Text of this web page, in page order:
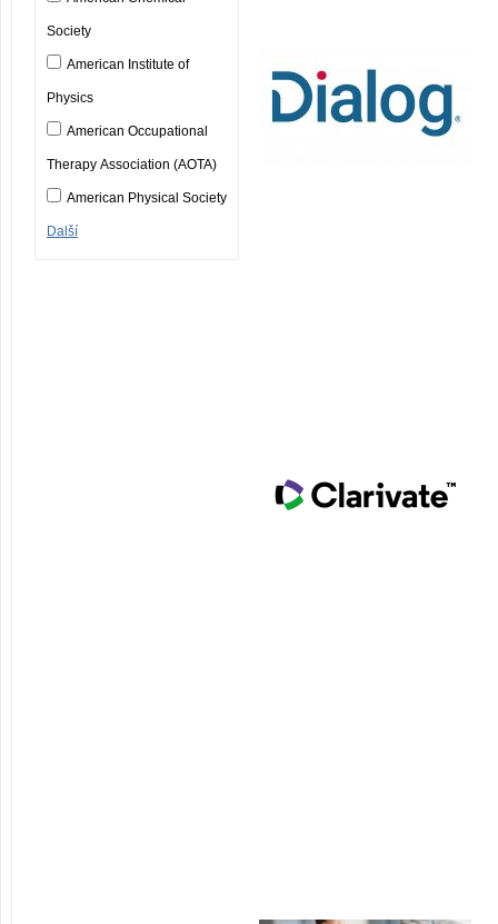
Society
American Institute of
Physics
American Occupational
Therapy Association (AOTA)
American Physical Society
Další